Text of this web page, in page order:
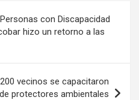
con Discapacidad
hizo un retorno a las
vecinos se capacitaron
protectores ambientales